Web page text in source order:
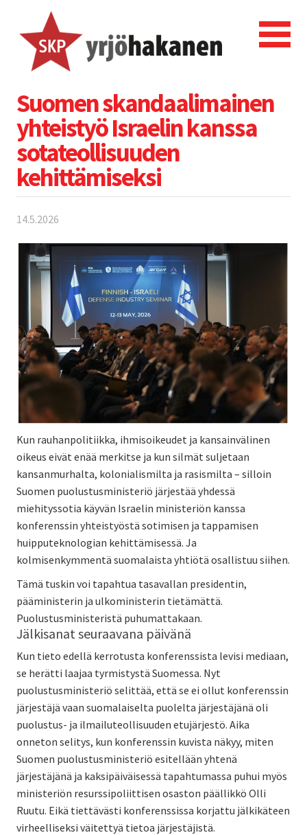
Suomen skandaalimainen
yhteistyö Israelin kanssa
sotateollisuuden
kehittämiseksi
14.5.2026
Kun rauhanpolitiikka, ihmisoikeudet ja kansainvälinen
oikeus eivät enää merkitse ja kun silmät suljetaan
kansanmurhalta, kolonialismilta ja rasismilta – silloin
Suomen puolustusministeriö järjestää yhdessä
miehityssotia käyvän Israelin ministeriön kanssa
konferenssin yhteistyöstä sotimisen ja tappamisen
huipputeknologian kehittämisessä. Ja
kolmisenkymmentä suomalaista yhtiötä osallistuu siihen.
Tämä tuskin voi tapahtua tasavallan presidentin,
pääministerin ja ulkoministerin tietämättä.
Puolustusministeristä puhumattakaan.
Jälkisanat seuraavana päivänä
Kun tieto edellä kerrotusta konferenssista levisi mediaan,
se herätti laajaa tyrmistystä Suomessa. Nyt
puolustusministeriö selittää, että se ei ollut konferenssin
järjestäjä vaan suomalaiselta puolelta järjestäjänä oli
puolustus- ja ilmailuteollisuuden etujärjestö. Aika
onneton selitys, kun konferenssin kuvista näkyy, miten
Suomen puolustusministeriö esitellään yhtenä
järjestäjänä ja kaksipäiväisessä tapahtumassa puhui myös
ministeriön resurssipoliittisen osaston päällikkö Olli
Ruutu. Eikä tiettävästi konferenssissa korjattu jälkikäteen
virheelliseksi väitettyä tietoa järjestäjistä.